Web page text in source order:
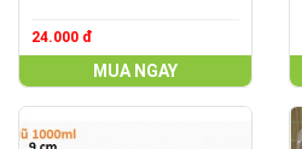
24.000 đ
MUA NGAY